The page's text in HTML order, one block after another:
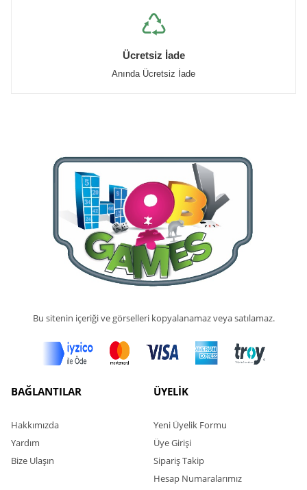
Ücretsiz İade
Anında Ücretsiz İade
Bu sitenin içeriği ve görselleri kopyalanamaz veya satılamaz.
BAĞLANTILAR
Hakkımızda
Yardım
Bize Ulaşın
ÜYELİK
Yeni Üyelik Formu
Üye Girişi
Sipariş Takip
Hesap Numaralarımız